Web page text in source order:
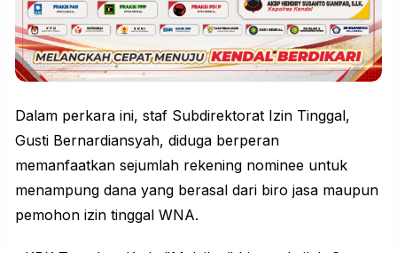
Dalam perkara ini, staf Subdirektorat Izin Tinggal,
Gusti Bernardiansyah, diduga berperan
memanfaatkan sejumlah rekening nominee untuk
menampung dana yang berasal dari biro jasa maupun
pemohon izin tinggal WNA.